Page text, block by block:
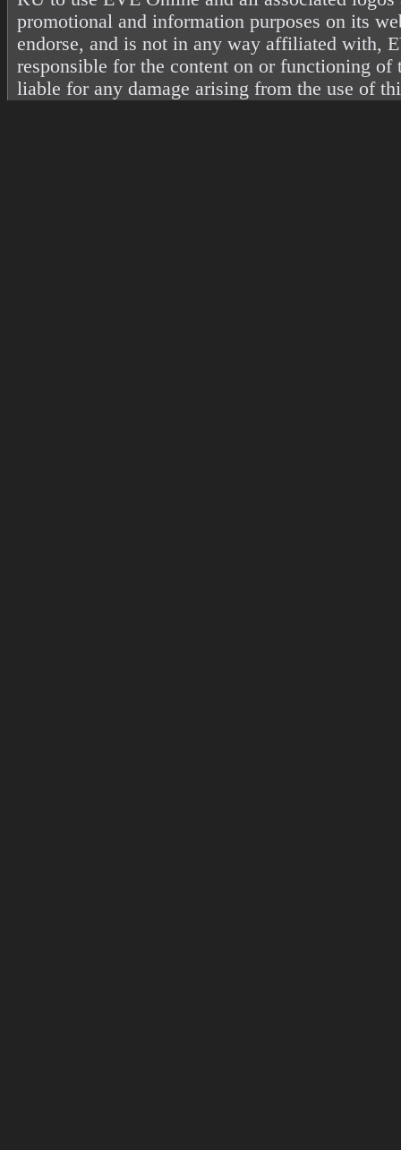
promotional and information purposes on its
endorse, and is not in any way affiliated with,
responsible for the content on or functioning of
liable for any damage arising from the use of